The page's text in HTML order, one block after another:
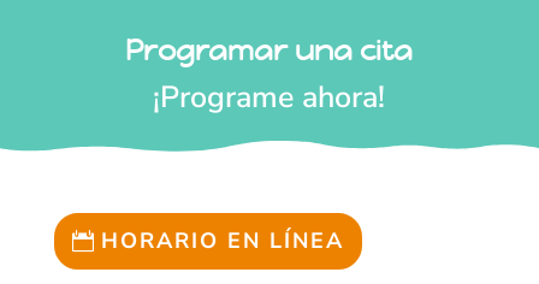
Programar una cita
¡Programe ahora!
HORARIO EN LÍNEA